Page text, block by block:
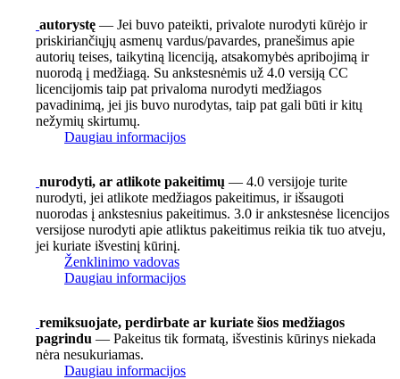
autorystę — Jei buvo pateikti, privalote nurodyti kūrėjo ir
priskiriančiųjų asmenų vardus/pavardes, pranešimus apie
autorių teises, taikytiną licenciją, atsakomybės apribojimą ir
nuorodą į medžiagą. Su ankstesnėmis už 4.0 versiją CC
licencijomis taip pat privaloma nurodyti medžiagos
pavadinimą, jei jis buvo nurodytas, taip pat gali būti ir kitų
nežymių skirtumų.
Daugiau informacijos
nurodyti, ar atlikote pakeitimų — 4.0 versijoje turite
nurodyti, jei atlikote medžiagos pakeitimus, ir išsaugoti
nuorodas į ankstesnius pakeitimus. 3.0 ir ankstesnėse licencijos
versijose nurodyti apie atliktus pakeitimus reikia tik tuo atveju,
jei kuriate išvestinį kūrinį.
Ženklinimo vadovas
Daugiau informacijos
remiksuojate, perdirbate ar kuriate šios medžiagos
pagrindu — Pakeitus tik formatą, išvestinis kūrinys niekada
nėra nesukuriamas.
Daugiau informacijos